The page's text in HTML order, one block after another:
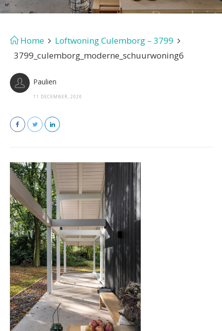
Home
Loftwoning Culemborg – 3799
3799_culemborg_moderne_schuurwoning6
Paulien
11 DECEMBER, 2020